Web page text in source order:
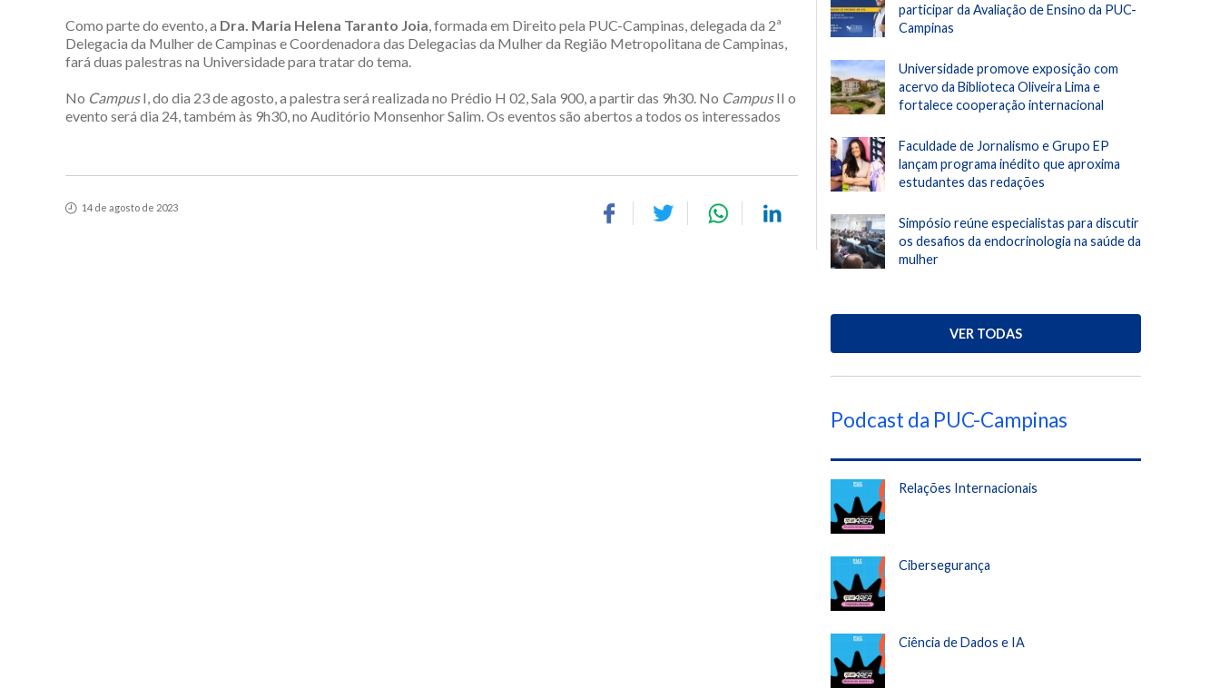
Como parte do evento, a Dra. Maria Helena Taranto Joia , formada em Direito pela PUC-Campinas, delegada da 2ª
Delegacia da Mulher de Campinas e Coordenadora das Delegacias da Mulher da Região Metropolitana de Campinas,
fará duas palestras na Universidade para tratar do tema.
No CampusI, do dia 23 de agosto, a palestra será realizada no Prédio H 02, Sala 900, a partir das 9h30. No CampusII o
evento será dia 24, também às 9h30, no Auditório Monsenhor Salim. Os eventos são abertos a todos os interessados
14 de agosto de 2023
participar da Avaliação de Ensino da PUC-
Campinas
Universidade promove exposição com
acervo da Biblioteca Oliveira Lima e
fortalece cooperação internacional
Faculdade de Jornalismo e Grupo EP
lançam programa inédito que aproxima
estudantes das redações
Simpósio reúne especialistas para discutir
os desafios da endocrinologia na saúde da
mulher
VER TODAS
Podcast da PUC-Campinas
Relações Internacionais
Cibersegurança
Ciência de Dados e IA